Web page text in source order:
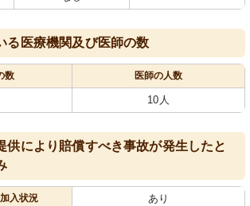
る医療機関及び医師の数
数 医師の人数
10人
供により賠償すべき事故が発生したと
入状況 あり